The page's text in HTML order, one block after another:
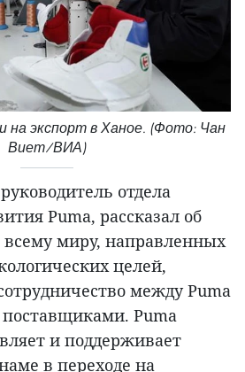
на экспорт в Ханое. (Фото: Чан
Виет/ВИА)
отдела
Puma, рассказал об
всему миру, направленных
целей,
между Puma
Puma
и поддерживает
в переходе на